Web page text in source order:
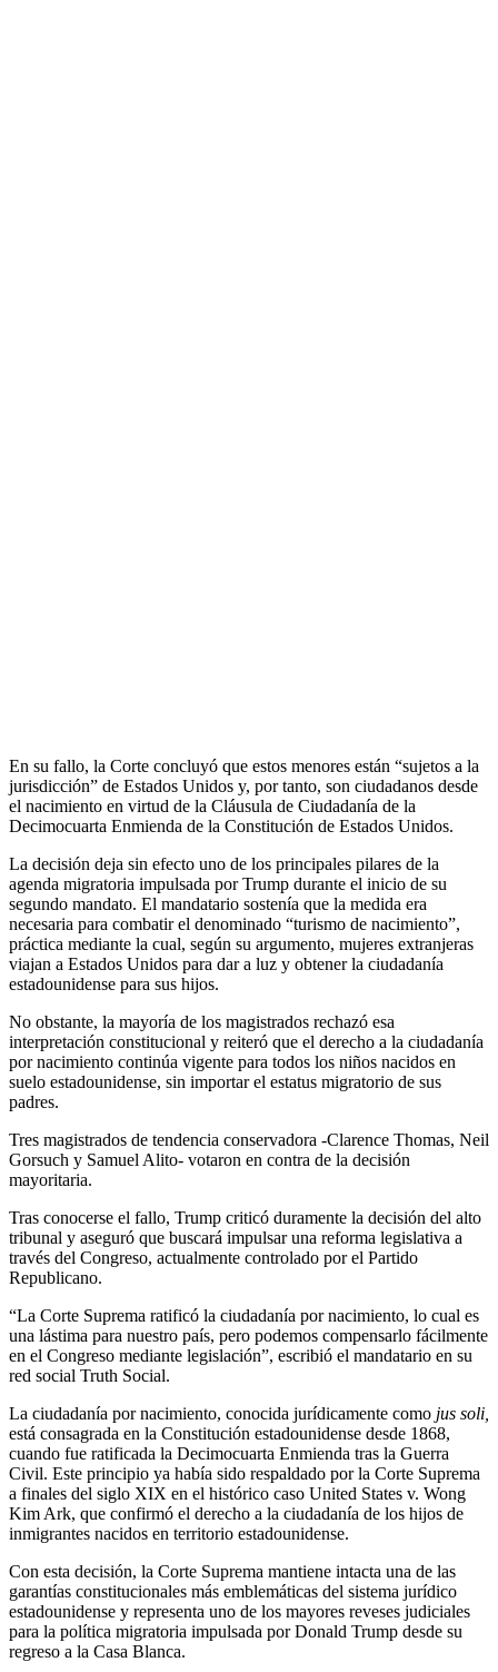
En su fallo, la Corte concluyó que estos menores están “sujetos a la
jurisdicción” de Estados Unidos y, por tanto, son ciudadanos desde
el nacimiento en virtud de la Cláusula de Ciudadanía de la
Decimocuarta Enmienda de la Constitución de Estados Unidos.
La decisión deja sin efecto uno de los principales pilares de la
agenda migratoria impulsada por Trump durante el inicio de su
segundo mandato. El mandatario sostenía que la medida era
necesaria para combatir el denominado “turismo de nacimiento”,
práctica mediante la cual, según su argumento, mujeres extranjeras
viajan a Estados Unidos para dar a luz y obtener la ciudadanía
estadounidense para sus hijos.
No obstante, la mayoría de los magistrados rechazó esa
interpretación constitucional y reiteró que el derecho a la ciudadanía
por nacimiento continúa vigente para todos los niños nacidos en
suelo estadounidense, sin importar el estatus migratorio de sus
padres.
Tres magistrados de tendencia conservadora -Clarence Thomas, Neil
Gorsuch y Samuel Alito- votaron en contra de la decisión
mayoritaria.
Tras conocerse el fallo, Trump criticó duramente la decisión del alto
tribunal y aseguró que buscará impulsar una reforma legislativa a
través del Congreso, actualmente controlado por el Partido
Republicano.
“La Corte Suprema ratificó la ciudadanía por nacimiento, lo cual es
una lástima para nuestro país, pero podemos compensarlo fácilmente
en el Congreso mediante legislación”, escribió el mandatario en su
red social Truth Social.
La ciudadanía por nacimiento, conocida jurídicamente como jus soli,
está consagrada en la Constitución estadounidense desde 1868,
cuando fue ratificada la Decimocuarta Enmienda tras la Guerra
Civil. Este principio ya había sido respaldado por la Corte Suprema
a finales del siglo XIX en el histórico caso United States v. Wong
Kim Ark, que confirmó el derecho a la ciudadanía de los hijos de
inmigrantes nacidos en territorio estadounidense.
Con esta decisión, la Corte Suprema mantiene intacta una de las
garantías constitucionales más emblemáticas del sistema jurídico
estadounidense y representa uno de los mayores reveses judiciales
para la política migratoria impulsada por Donald Trump desde su
regreso a la Casa Blanca.